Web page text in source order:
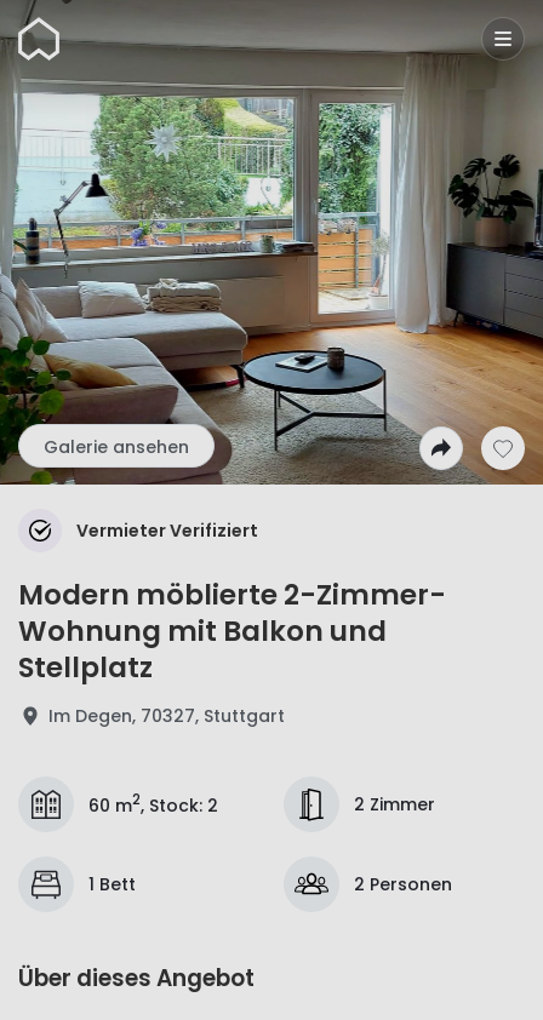
Wunderflats
Galerie ansehen
Vermieter Verifiziert
Modern möblierte 2-Zimmer-
Wohnung mit Balkon und
Stellplatz
Im Degen, 70327, Stuttgart
60 m2, Stock: 2 2 Zimmer
1 Bett 2 Personen
Über dieses Angebot